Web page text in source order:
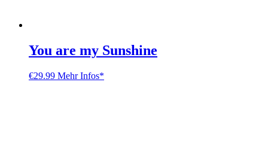
You are my Sunshine
€29.99 Mehr Infos*